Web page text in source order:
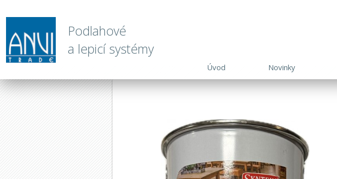
Podlahové
a lepicí systémy
Úvod Novinky